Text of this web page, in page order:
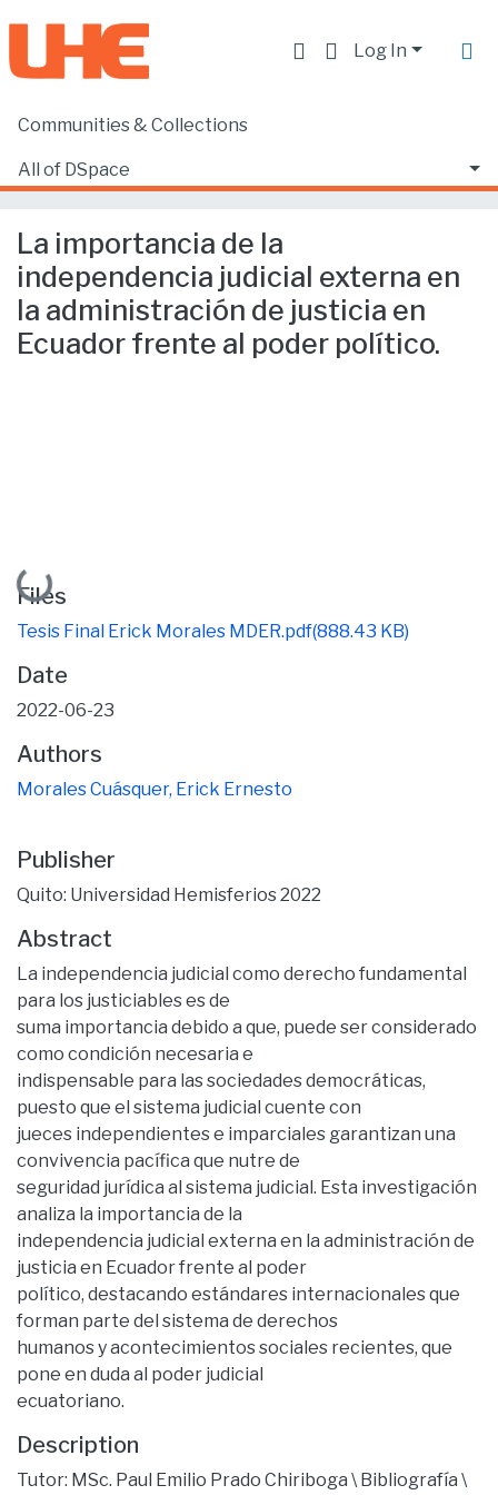
Log In
Communities & Collections
All of DSpace
Home
Facultad de Derecho
La importancia de la independencia judicial externa en la administración de justicia en Ecuador frente al poder político.
La importancia de la
independencia judicial externa en
la administración de justicia en
Ecuador frente al poder político.
Loading...
Files
Tesis Final Erick Morales MDER.pdf(888.43 KB)
Date
2022-06-23
Authors
Morales Cuásquer, Erick Ernesto
Publisher
Quito: Universidad Hemisferios 2022
Abstract
La independencia judicial como derecho fundamental
para los justiciables es de
suma importancia debido a que, puede ser considerado
como condición necesaria e
indispensable para las sociedades democráticas,
puesto que el sistema judicial cuente con
jueces independientes e imparciales garantizan una
convivencia pacífica que nutre de
seguridad jurídica al sistema judicial. Esta investigación
analiza la importancia de la
independencia judicial externa en la administración de
justicia en Ecuador frente al poder
político, destacando estándares internacionales que
forman parte del sistema de derechos
humanos y acontecimientos sociales recientes, que
pone en duda al poder judicial
ecuatoriano.
Description
Tutor: MSc. Paul Emilio Prado Chiriboga \ Bibliografía \